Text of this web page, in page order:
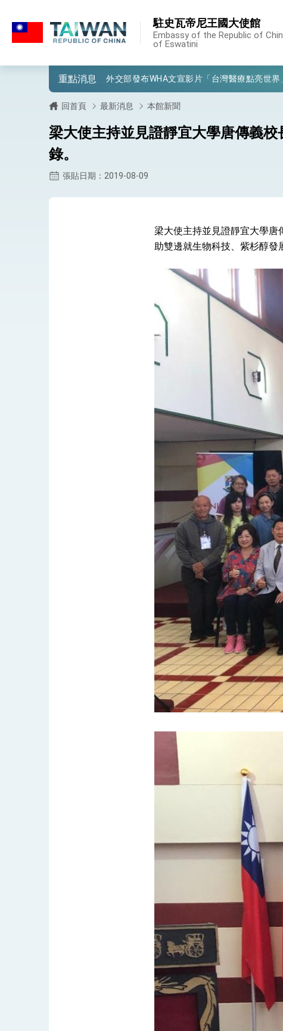
駐史瓦帝尼王國大使館
Embassy of the Republic of
of Eswatini
重點消息
我國政府將在美國亞利桑納州設立「駐鳳凰城
第一屆亞太在宅醫療大會開幕 總統盼分享臺
總統接受「法新社」（AFP）專訪內容
總統主持「台美經濟繁榮夥伴對話」記者會
外交部長林佳龍接受印尼「時代雜誌」專訪
外交部長林佳龍午宴歡迎美國聯邦參議員蓋耶
外交部長林佳龍接見美國智庫「德國馬歇爾
臺美經貿談判獲階段性成果 卓揆期勉爭取時
卓揆：臺美關稅談判階段性結果有助臺灣取
外交部與數位發展部攜手合作，整合台灣雄
外交部長林佳龍主持第35次「參與亞太經濟合
民調顯示多數國人滿意政府外交表現，高度
總統主持「守護民主台灣國安行動方案」記
變局中 奮起的新臺灣 總統發表國慶演說
總統發表執政周年談話 盼面對未來挑戰
賴總統就職演說影片
總統重要談話
外交部重要言論
我國政府將在美國亞利桑納州設立「駐鳳凰城
回首頁 最新消息 本館新聞
梁大使主持並見證靜宜大學唐傳義
錄。
張貼日期：2019-08-09
梁大使主持並見證靜宜大學
助雙邊就生物科技、紫杉醇發